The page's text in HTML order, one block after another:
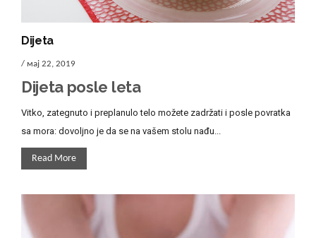
Dijeta
/ мај 22, 2019
Dijeta posle leta
Vitko, zategnuto i preplanulo telo možete zadržati i posle povratka
sa mora: dovoljno je da se na vašem stolu nađu...
Read More